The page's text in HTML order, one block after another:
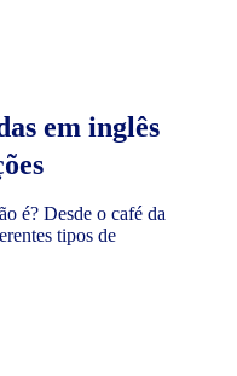
em inglês
é? Desde o café da
tipos de